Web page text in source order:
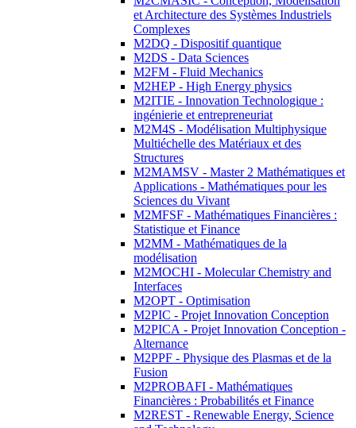
et Architecture des Systèmes Industriels
Complexes
M2DQ - Dispositif quantique
M2DS - Data Sciences
M2FM - Fluid Mechanics
M2HEP - High Energy physics
M2ITIE - Innovation Technologique :
ingénierie et entrepreneuriat
M2M4S - Modélisation Multiphysique
Multiéchelle des Matériaux et des
Structures
M2MAMSV - Master 2 Mathématiques et
Applications - Mathématiques pour les
Sciences du Vivant
M2MFSF - Mathématiques Financières :
Statistique et Finance
M2MM - Mathématiques de la
modélisation
M2MOCHI - Molecular Chemistry and
Interfaces
M2OPT - Optimisation
M2PIC - Projet Innovation Conception
M2PICA - Projet Innovation Conception -
Alternance
M2PPF - Physique des Plasmas et de la
Fusion
M2PROBAFI - Mathématiques
Financières : Probabilités et Finance
M2REST - Renewable Energy, Science